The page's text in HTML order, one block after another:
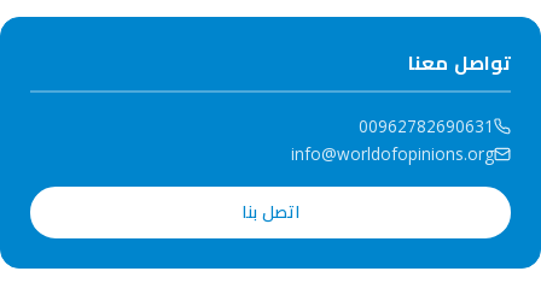
تواصل معنا
00962782690631
info@worldofopinions.org
اتصل بنا